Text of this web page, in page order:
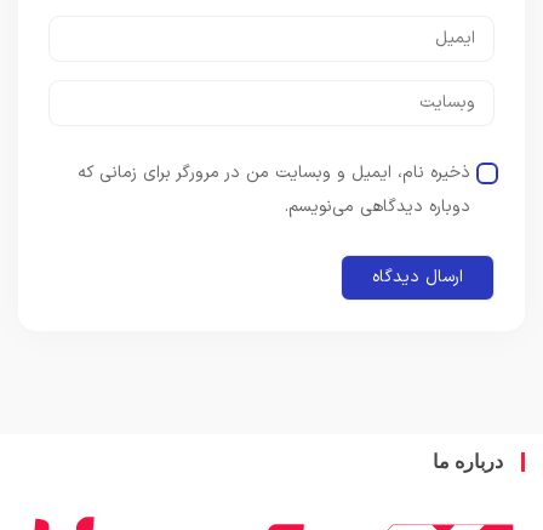
ذخیره نام، ایمیل و وبسایت من در مرورگر برای زمانی که
دوباره دیدگاهی می‌نویسم.
ما